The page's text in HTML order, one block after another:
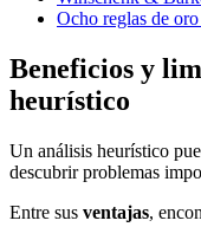
Ocho reglas de
Beneficios y
heurístico
Un análisis heurístico
descubrir problemas
Entre sus ventajas,